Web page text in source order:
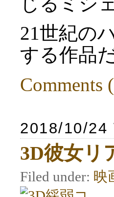
21世紀の
する作品
Comments
2018/10/24
3D彼女リ
Filed under: 映